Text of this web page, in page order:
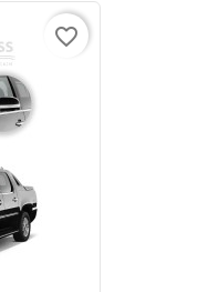
favorite_border